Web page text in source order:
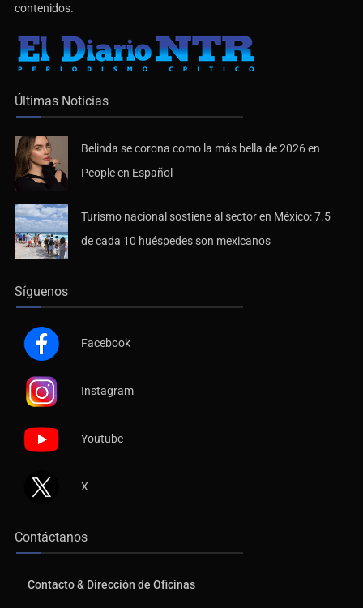
contenidos.
Últimas Noticias
Belinda se corona como la más bella de 2026 en
People en Español
Turismo nacional sostiene al sector en México: 7.5
de cada 10 huéspedes son mexicanos
Síguenos
Facebook
Instagram
Youtube
X
Contáctanos
Contacto & Dirección de Oficinas